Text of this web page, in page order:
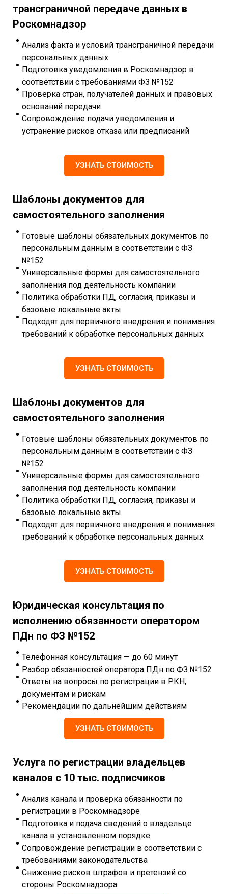
трансграничной передаче данных в
Роскомнадзор
Анализ факта и условий трансграничной передачи
персональных данных
Подготовка уведомления в Роскомнадзор в
соответствии с требованиями ФЗ №152
Проверка стран, получателей данных и правовых
оснований передачи
Сопровождение подачи уведомления и
устранение рисков отказа или предписаний
УЗНАТЬ СТОИМОСТЬ
Шаблоны документов для
самостоятельного заполнения
Готовые шаблоны обязательных документов по
персональным данным в соответствии с ФЗ
№152
Универсальные формы для самостоятельного
заполнения под деятельность компании
Политика обработки ПД, согласия, приказы и
базовые локальные акты
Подходят для первичного внедрения и понимания
требований к обработке персональных данных
УЗНАТЬ СТОИМОСТЬ
Шаблоны документов для
самостоятельного заполнения
Готовые шаблоны обязательных документов по
персональным данным в соответствии с ФЗ
№152
Универсальные формы для самостоятельного
заполнения под деятельность компании
Политика обработки ПД, согласия, приказы и
базовые локальные акты
Подходят для первичного внедрения и понимания
требований к обработке персональных данных
УЗНАТЬ СТОИМОСТЬ
Юридическая консультация по
исполнению обязанности оператором
ПДн по ФЗ №152
Телефонная консультация — до 60 минут
Разбор обязанностей оператора ПДн по ФЗ №152
Ответы на вопросы по регистрации в РКН,
документам и рискам
Рекомендации по дальнейшим действиям
УЗНАТЬ СТОИМОСТЬ
Услуга по регистрации владельцев
каналов с 10 тыс. подписчиков
Анализ канала и проверка обязанности по
регистрации в Роскомнадзоре
Подготовка и подача сведений о владельце
канала в установленном порядке
Сопровождение регистрации в соответствии с
требованиями законодательства
Снижение рисков штрафов и претензий со
стороны Роскомнадзора